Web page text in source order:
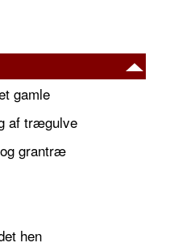
gamle
af trægulve
grantræ
hen